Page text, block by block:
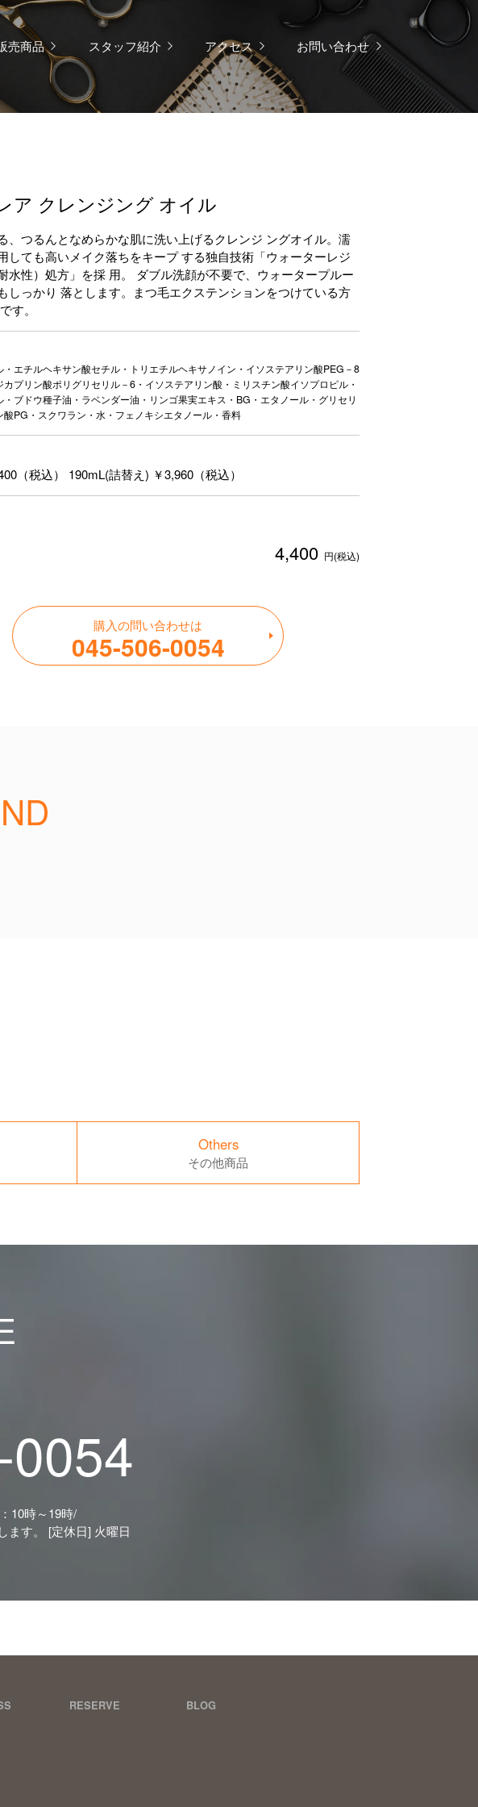
売商品 スタッフ紹介 アクセス お問い合わせ
ア クレンジング オイル
、つるんとなめらかな肌に洗い上げるクレンジ ングオイル。濡
しても高いメイク落ちをキープ する独自技術「ウォーターレジ
水性）処方」を採 用。 ダブル洗顔が不要で、ウォータープルー
しっかり 落とします。まつ毛エクステンションをつけている方
す。
・エチルヘキサン酸セチル・トリエチルヘキサノイン・イソステアリン酸PEG－8
カプリン酸ポリグリセリル－6・イソステアリン酸・ミリスチン酸イソプロピル・
・ブドウ種子油・ラベンダー油・リンゴ果実エキス・BG・エタノール・グリセリ
酸PG・スクワラン・水・フェノキシエタノール・香料
（税込） 190mL(詰替え) ￥3,960（税込）
4,400 円(税込)
購入の問い合わせは
045-506-0054
Others
その他商品
10時～19時/
ます。 [定休日] 火曜日
RESERVE BLOG